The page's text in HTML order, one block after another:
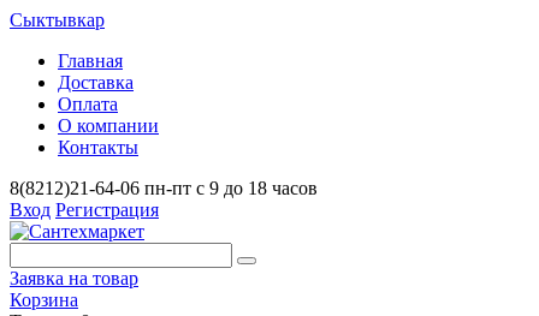
Сыктывкар
Главная
Доставка
Оплата
О компании
Контакты
8(8212)21-64-06 пн-пт с 9 до 18 часов
Вход Регистрация
Заявка на товар
Корзина